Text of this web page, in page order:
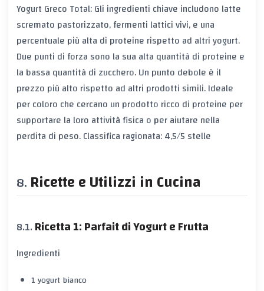
Yogurt Greco Total: Gli ingredienti chiave includono latte
scremato pastorizzato, fermenti lattici vivi, e una
percentuale più alta di proteine rispetto ad altri yogurt.
Due punti di forza sono la sua alta quantità di proteine e
la bassa quantità di zucchero. Un punto debole è il
prezzo più alto rispetto ad altri prodotti simili. Ideale
per coloro che cercano un prodotto ricco di proteine per
supportare la loro attività fisica o per aiutare nella
perdita di peso. Classifica ragionata: 4,5/5 stelle
Ricette e Utilizzi in Cucina
Ricetta 1: Parfait di Yogurt e Frutta
Ingredienti
1 yogurt bianco